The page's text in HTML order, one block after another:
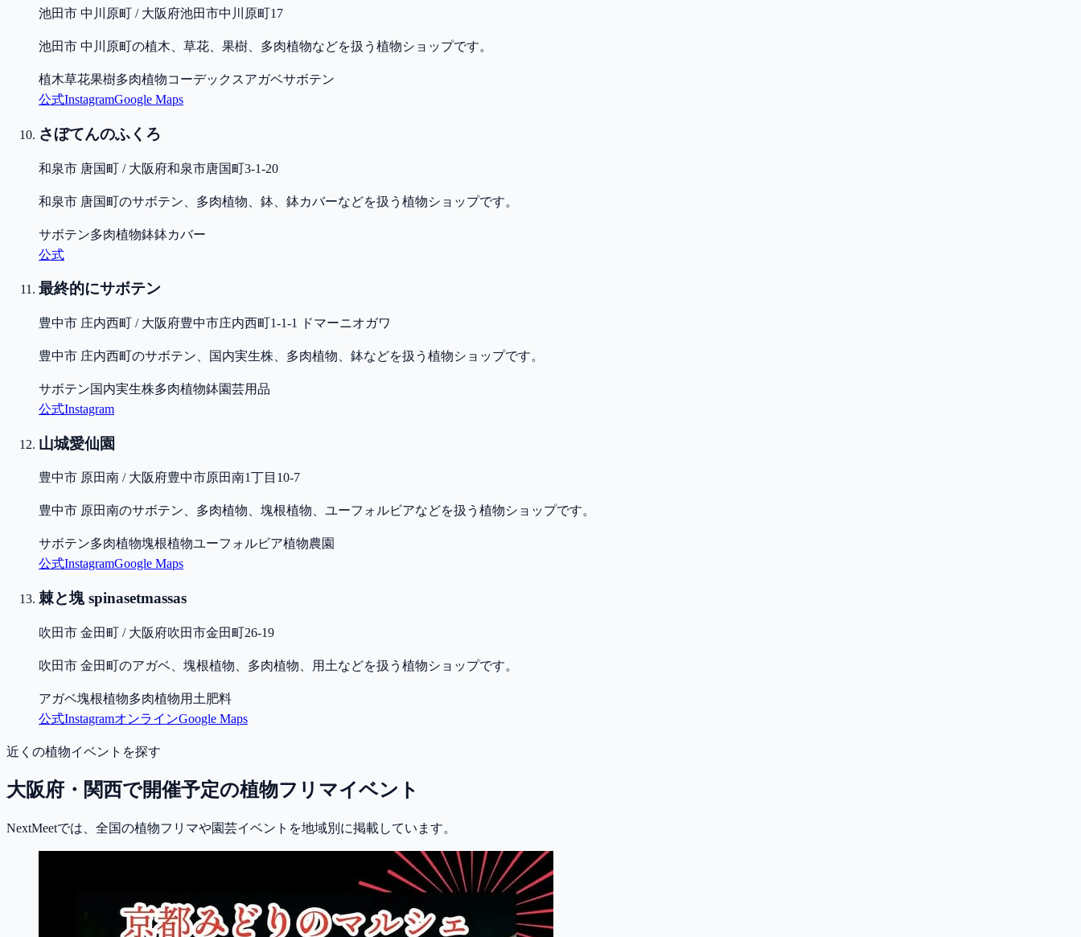
池田市 中川原町 / 大阪府池田市中川原町17
池田市 中川原町の植木、草花、果樹、多肉植物などを扱う植物ショップです。
植木草花果樹多肉植物コーデックスアガベサボテン
公式InstagramGoogle Maps
さぼてんのふくろ
和泉市 唐国町 / 大阪府和泉市唐国町3-1-20
和泉市 唐国町のサボテン、多肉植物、鉢、鉢カバーなどを扱う植物ショップです。
サボテン多肉植物鉢鉢カバー
公式
最終的にサボテン
豊中市 庄内西町 / 大阪府豊中市庄内西町1-1-1 ドマーニオガワ
豊中市 庄内西町のサボテン、国内実生株、多肉植物、鉢などを扱う植物ショップです。
サボテン国内実生株多肉植物鉢園芸用品
公式Instagram
山城愛仙園
豊中市 原田南 / 大阪府豊中市原田南1丁目10-7
豊中市 原田南のサボテン、多肉植物、塊根植物、ユーフォルビアなどを扱う植物ショップです。
サボテン多肉植物塊根植物ユーフォルビア植物農園
公式InstagramGoogle Maps
棘と塊 spinasetmassas
吹田市 金田町 / 大阪府吹田市金田町26-19
吹田市 金田町のアガベ、塊根植物、多肉植物、用土などを扱う植物ショップです。
アガベ塊根植物多肉植物用土肥料
公式InstagramオンラインGoogle Maps
近くの植物イベントを探す
大阪府・関西で開催予定の植物フリマイベント
NextMeetでは、全国の植物フリマや園芸イベントを地域別に掲載しています。